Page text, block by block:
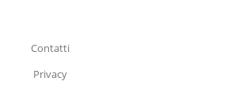
Contatti
Privacy